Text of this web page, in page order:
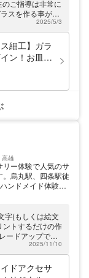
院も目の前で京都
可愛いショップも
に立ち寄ってくだ
ご指導は非常に
スを作る事が出
当に貴重な体験
。
2025/5/3
細工】ガラ
ン！お皿作
高雄
ー体験で人気のサ
。烏丸駅、四条駅徒
ンドメイド体験サ
字(もしくは絵文
ントするだけの作
ードアップでき
で4個セッ
れで体験料1人
ました。もう
2025/11/10
ドアクセサ